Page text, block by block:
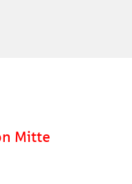
Mitte